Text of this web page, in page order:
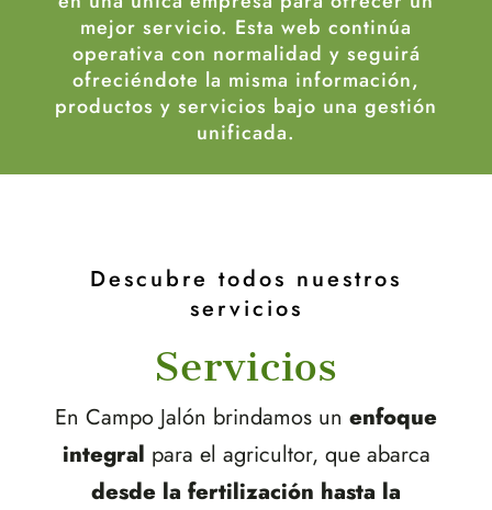
mejor servicio. Esta web continúa
operativa con normalidad y seguirá
ofreciéndote la misma información,
productos y servicios bajo una gestión
unificada.
Descubre todos nuestros
servicios
Servicios
En Campo Jalón brindamos un enfoque
integral para el agricultor, que abarca
desde la fertilización hasta la